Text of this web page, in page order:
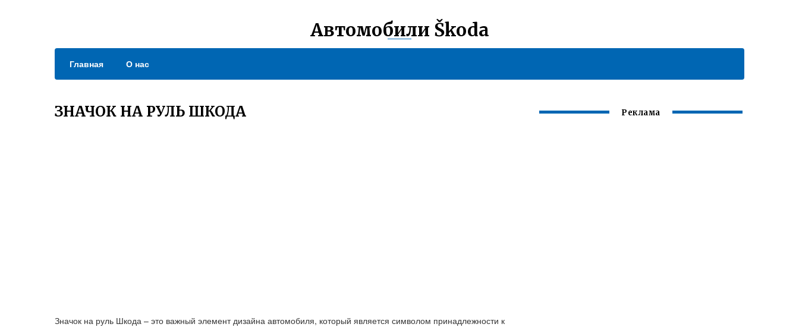
Автомобили Škoda
Главная О нас
ЗНАЧОК НА РУЛЬ ШКОДА
Значок на руль Шкода – это важный элемент дизайна автомобиля, который является символом принадлежности к
Реклама